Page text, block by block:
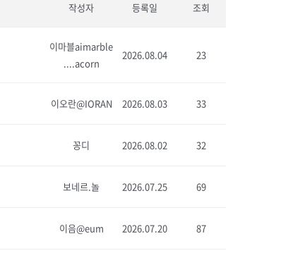
작성자 등록일 조회
이마블aimarble
....acorn
2026.08.04 23
이오란@IORAN 2026.08.03 33
꽁디 2026.08.02 32
보네르.놀 2026.07.25 69
이음@eum 2026.07.20 87